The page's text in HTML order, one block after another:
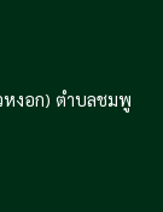
งอก) ตำบลชมพู